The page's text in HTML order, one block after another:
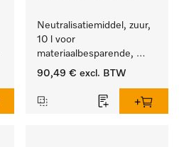
Neutralisatiemiddel, zuur,
10 l voor
materiaalbesparende,
machinale reiniging van
gerei.
90,49 € excl. BTW